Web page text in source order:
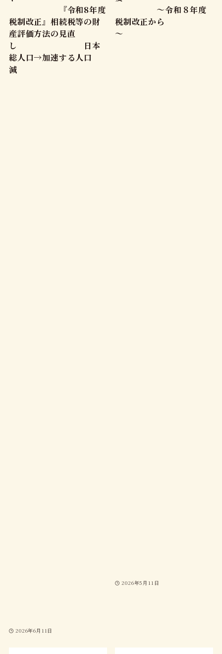
『令和8年度
税制改正』相続税等の財
産評価方法の見直
し 日本
総人口→加速する人口
減
2026年6月11日
～令和８年度
税制改正から
～
2026年5月11日